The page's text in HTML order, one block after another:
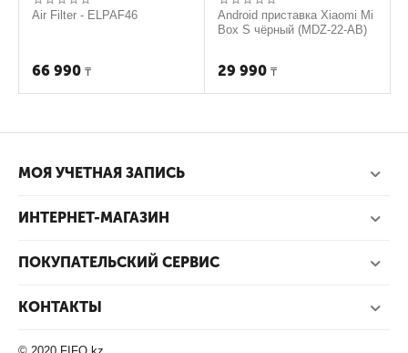
Air Filter - ELPAF46
66 990 ₸
Android приставка Xiaomi Mi
Box S чёрный (MDZ-22-AB)
29 990 ₸
МОЯ УЧЕТНАЯ ЗАПИСЬ
ИНТЕРНЕТ-МАГАЗИН
ПОКУПАТЕЛЬСКИЙ СЕРВИС
КОНТАКТЫ